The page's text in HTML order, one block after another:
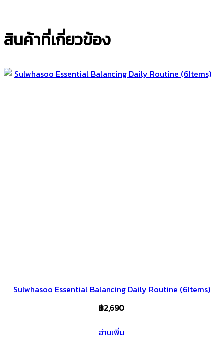
สินค้าที่เกี่ยวข้อง
Sulwhasoo Essential Balancing Daily Routine (6Items)
฿2,690
อ่านเพิ่ม